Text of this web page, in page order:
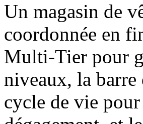
Un magasin de
coordonnée en
Multi-Tier pour
niveaux, la barre
cycle de vie